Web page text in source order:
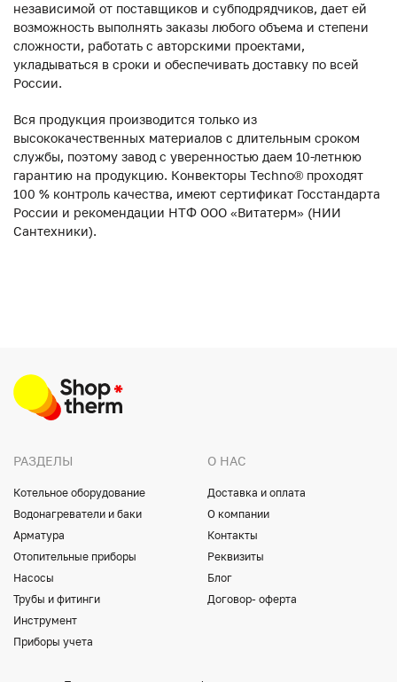
независимой от поставщиков и субподрядчиков, дает ей
возможность выполнять заказы любого объема и степени
сложности, работать с авторскими проектами,
укладываться в сроки и обеспечивать доставку по всей
России.
Вся продукция производится только из
высококачественных материалов с длительным сроком
службы, поэтому завод с уверенностью даем 10-летнюю
гарантию на продукцию. Конвекторы Techno® проходят
100 % контроль качества, имеют сертификат Госстандарта
России и рекомендации НТФ ООО «Витатерм» (НИИ
Сантехники).
РАЗДЕЛЫ
Котельное оборудование
Водонагреватели и баки
Арматура
Отопительные приборы
Насосы
Трубы и фитинги
Инструмент
Приборы учета
О НАС
Доставка и оплата
О компании
Контакты
Реквизиты
Блог
Договор- оферта